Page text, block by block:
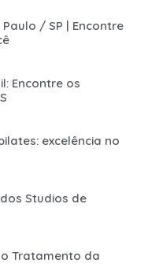
/ SP | Encontre
Encontre os
excelência no
Studios de
Tratamento da